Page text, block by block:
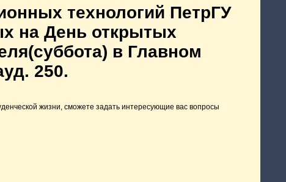
технологий ПетрГУ
на День открытых
в Главном
250.
жизни, сможете задать интересующие вас вопросы